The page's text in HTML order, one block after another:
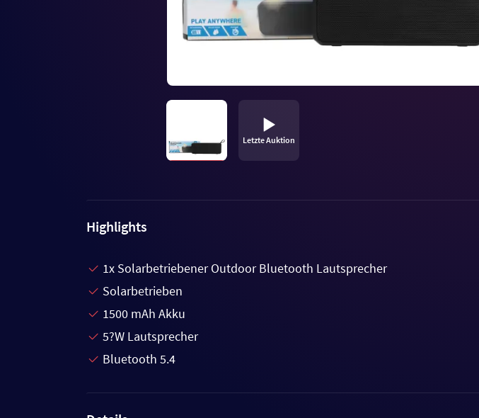
Letzte Auktion
Highlights
1x Solarbetriebener Outdoor Bluetooth Lautsprecher
Solarbetrieben
1500 mAh Akku
5?W Lautsprecher
Bluetooth 5.4